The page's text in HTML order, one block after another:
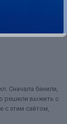
к вашей
Сначала банили,
решили выжить с
с этим сайтом,